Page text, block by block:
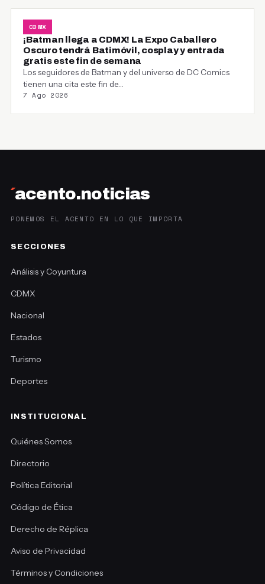
CDMX
¡Batman llega a CDMX! La Expo Caballero
Oscuro tendrá Batimóvil, cosplay y entrada
gratis este fin de semana
Los seguidores de Batman y del universo de DC Comics
tienen una cita este fin de…
7 Ago 2026
´acento.noticias
PONEMOS EL ACENTO EN LO QUE IMPORTA
SECCIONES
Análisis y Coyuntura
CDMX
Nacional
Estados
Turismo
Deportes
INSTITUCIONAL
Quiénes Somos
Directorio
Política Editorial
Código de Ética
Derecho de Réplica
Aviso de Privacidad
Términos y Condiciones